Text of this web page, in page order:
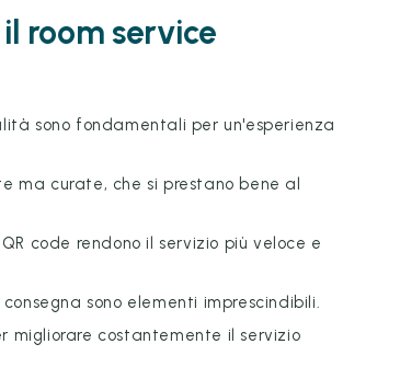
room service
sono fondamentali per un'esperienza
ma curate, che si prestano bene al
code rendono il servizio più veloce e
sono elementi imprescindibili.
migliorare costantemente il servizio